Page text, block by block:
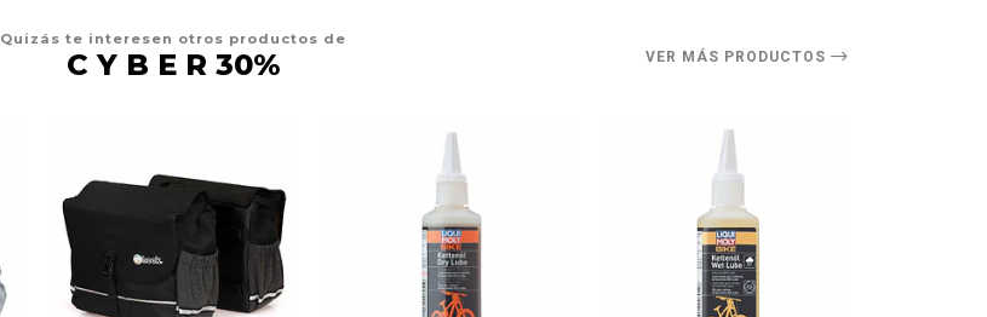
Quizás te interesen otros productos de
C Y B E R 30% VER MÁS PRODUCTOS